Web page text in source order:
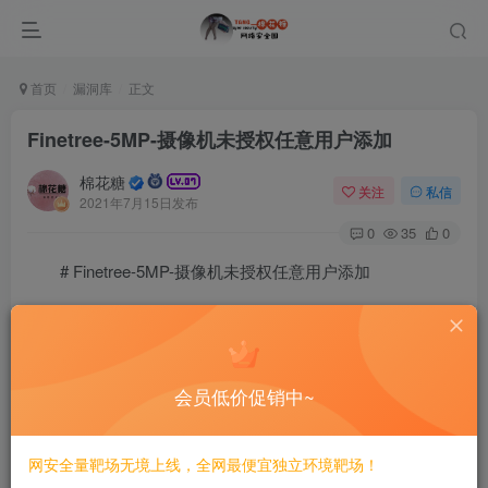
首页 漏洞库 正文
Finetree-5MP-摄像机未授权任意用户添加
棉花糖
2021年7月15日发布
关注 私信
0 35 0
# Finetree-5MP-摄像机未授权任意用户添加
## 漏洞影响
会员低价促销中~
网安全量靶场无境上线，全网最便宜独立环境靶场！